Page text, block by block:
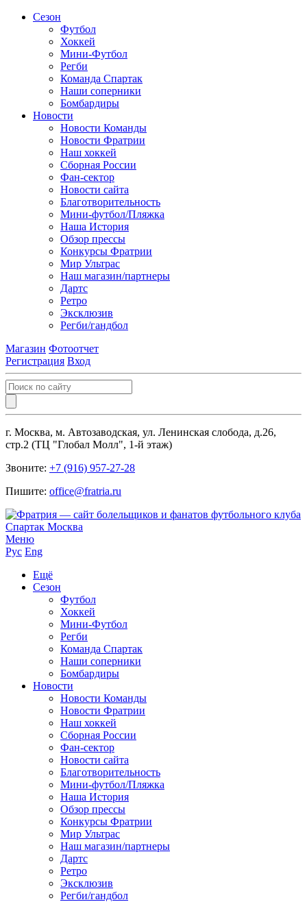
Сезон
Футбол
Хоккей
Мини-Футбол
Регби
Команда Спартак
Наши соперники
Бомбардиры
Новости
Новости Команды
Новости Фратрии
Наш хоккей
Сборная России
Фан-cектор
Новости сайта
Благотворительность
Мини-футбол/Пляжка
Наша История
Обзор прессы
Конкурсы Фратрии
Мир Ультрас
Наш магазин/партнеры
Дартс
Ретро
Эксклюзив
Регби/гандбол
Магазин Фотоотчет
Регистрация Вход
г. Москва, м. Автозаводская, ул. Ленинская слобода, д.26,
стр.2 (ТЦ "Глобал Молл", 1-й этаж)
Звоните: +7 (916) 957-27-28
Пишите: office@fratria.ru
Меню
Рус Eng
Ещё
Сезон
Футбол
Хоккей
Мини-Футбол
Регби
Команда Спартак
Наши соперники
Бомбардиры
Новости
Новости Команды
Новости Фратрии
Наш хоккей
Сборная России
Фан-cектор
Новости сайта
Благотворительность
Мини-футбол/Пляжка
Наша История
Обзор прессы
Конкурсы Фратрии
Мир Ультрас
Наш магазин/партнеры
Дартс
Ретро
Эксклюзив
Регби/гандбол